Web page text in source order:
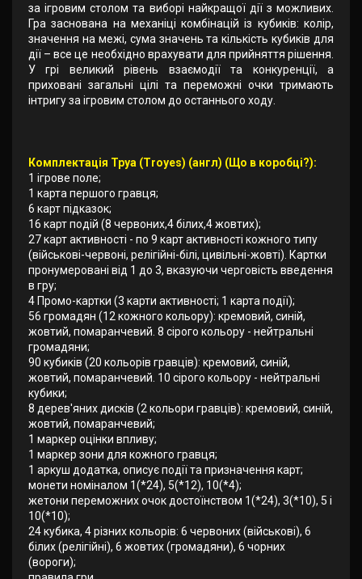
за ігровим столом та виборі найкращої дії з можливих.
Гра заснована на механіці комбінацій із кубиків: колір,
значення на межі, сума значень та кількість кубиків для
дії – все це необхідно врахувати для прийняття рішення.
У грі великий рівень взаємодії та конкуренції, а
приховані загальні цілі та переможні очки тримають
інтригу за ігровим столом до останнього ходу.
Комплектація Труа (Troyes) (англ) (Що в коробці?):
1 ігрове поле;
1 карта першого гравця;
6 карт підказок;
16 карт подій (8 червоних,4 білих,4 жовтих);
27 карт активності - по 9 карт активності кожного типу
(військові-червоні, релігійні-білі, цивільні-жовті). Картки
пронумеровані від 1 до 3, вказуючи черговість введення
в гру;
4 Промо-картки (3 карти активності; 1 карта події);
56 громадян (12 кожного кольору): кремовий, синій,
жовтий, помаранчевий. 8 сірого кольору - нейтральні
громадяни;
90 кубиків (20 кольорів гравців): кремовий, синій,
жовтий, помаранчевий. 10 сірого кольору - нейтральні
кубики;
8 дерев'яних дисків (2 кольори гравців): кремовий, синій,
жовтий, помаранчевий;
1 маркер оцінки впливу;
1 маркер зони для кожного гравця;
1 аркуш додатка, описує події та призначення карт;
монети номіналом 1(*24), 5(*12), 10(*4);
жетони переможних очок достоїнством 1(*24), 3(*10), 5 і
10(*10);
24 кубика, 4 різних кольорів: 6 червоних (військові), 6
білих (релігійні), 6 жовтих (громадяни), 6 чорних
(вороги);